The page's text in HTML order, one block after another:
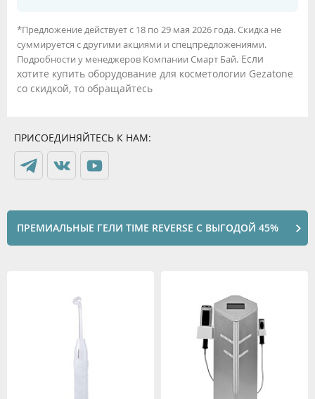
*Предложение действует с 18 по 29 мая 2026 года. Скидка не
суммируется с другими акциями и спецпредложениями.
Подробности у менеджеров Компании Смарт Бай. Если
хотите купить оборудование для косметологии Gezatone
со скидкой, то обращайтесь
ПРИСОЕДИНЯЙТЕСЬ К НАМ:
ПРЕМИАЛЬНЫЕ ГЕЛИ TIME REVERSE С ВЫГОДОЙ 45%